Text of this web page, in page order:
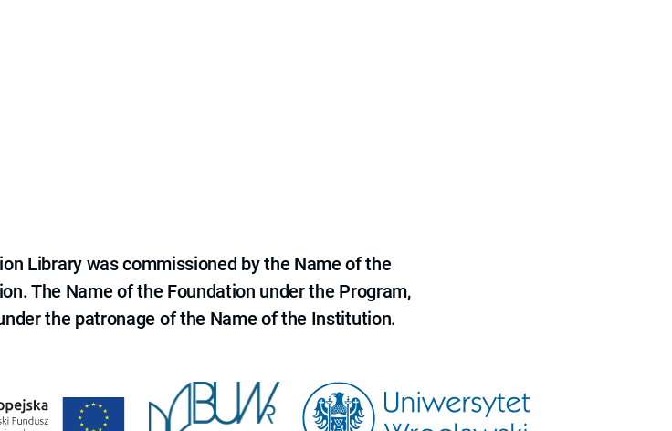
Library was commissioned by the Name of the
The Name of the Foundation under the Program,
the patronage of the Name of the Institution.